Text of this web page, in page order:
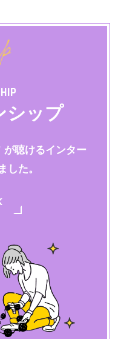
シップ
が聴けるインター
した。